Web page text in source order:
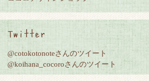
Twitter
@cotokotonoteさんのツイート
@koihana_cocoroさんのツイート